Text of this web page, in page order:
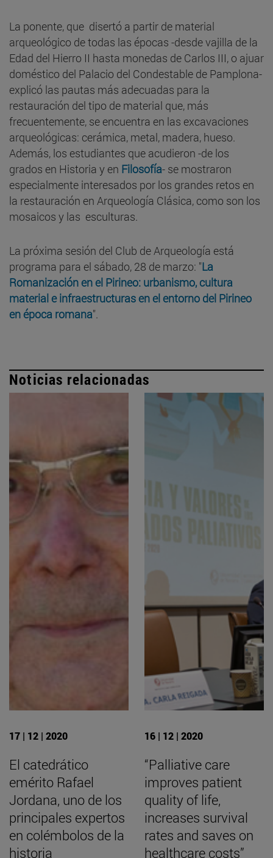
La ponente, que disertó a partir de material
arqueológico de todas las épocas -desde vajilla de la
Edad del Hierro II hasta monedas de Carlos III, o ajuar
doméstico del Palacio del Condestable de Pamplona-
explicó las pautas más adecuadas para la
restauración del tipo de material que, más
frecuentemente, se encuentra en las excavaciones
arqueológicas: cerámica, metal, madera, hueso.
Además, los estudiantes que acudieron -de los
grados en Historia y en Filosofía- se mostraron
especialmente interesados por los grandes retos en
la restauración en Arqueología Clásica, como son los
mosaicos y las esculturas.
La próxima sesión del Club de Arqueología está
programa para el sábado, 28 de marzo: "La
Romanización en el Pirineo: urbanismo, cultura
material e infraestructuras en el entorno del Pirineo
en época romana".
Noticias relacionadas
17 | 12 | 2020
El catedrático
emérito Rafael
Jordana, uno de los
principales expertos
en colémbolos de la
historia
16 | 12 | 2020
“Palliative care
improves patient
quality of life,
increases survival
rates and saves on
healthcare costs”